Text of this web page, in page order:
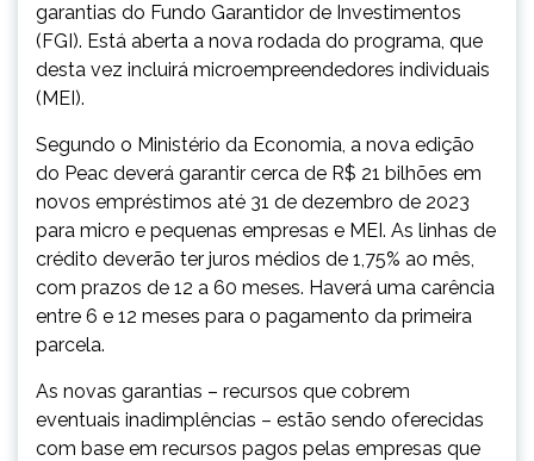
garantias do Fundo Garantidor de Investimentos
(FGI). Está aberta a nova rodada do programa, que
desta vez incluirá microempreendedores individuais
(MEI).
Segundo o Ministério da Economia, a nova edição
do Peac deverá garantir cerca de R$ 21 bilhões em
novos empréstimos até 31 de dezembro de 2023
para micro e pequenas empresas e MEI. As linhas de
crédito deverão ter juros médios de 1,75% ao mês,
com prazos de 12 a 60 meses. Haverá uma carência
entre 6 e 12 meses para o pagamento da primeira
parcela.
As novas garantias – recursos que cobrem
eventuais inadimplências – estão sendo oferecidas
com base em recursos pagos pelas empresas que